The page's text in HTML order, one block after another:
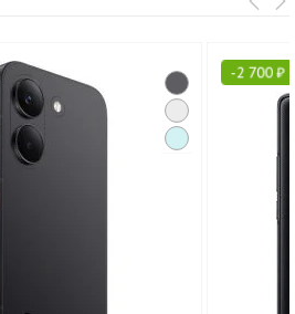
-2 700₽